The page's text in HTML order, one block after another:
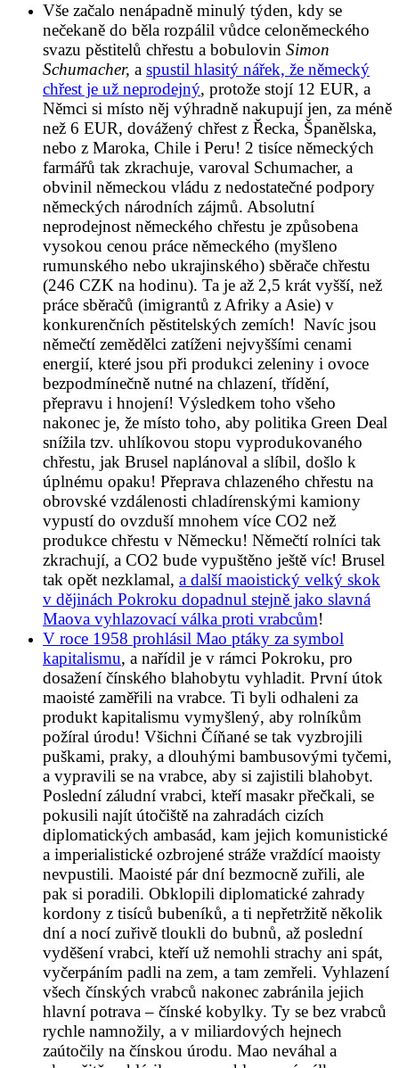
Vše začalo nenápadně minulý týden, kdy se
nečekaně do běla rozpálil vůdce celoněmeckého
svazu pěstitelů chřestu a bobulovin Simon
Schumacher, a spustil hlasitý nářek, že německý
chřest je už neprodejný, protože stojí 12 EUR, a
Němci si místo něj výhradně nakupují jen, za méně
než 6 EUR, dovážený chřest z Řecka, Španělska,
nebo z Maroka, Chile i Peru! 2 tisíce německých
farmářů tak zkrachuje, varoval Schumacher, a
obvinil německou vládu z nedostatečné podpory
německých národních zájmů. Absolutní
neprodejnost německého chřestu je způsobena
vysokou cenou práce německého (myšleno
rumunského nebo ukrajinského) sběrače chřestu
(246 CZK na hodinu). Ta je až 2,5 krát vyšší, než
práce sběračů (imigrantů z Afriky a Asie) v
konkurenčních pěstitelských zemích! Navíc jsou
němečtí zemědělci zatíženi nejvyššími cenami
energií, které jsou při produkci zeleniny i ovoce
bezpodmínečně nutné na chlazení, třídění,
přepravu i hnojení! Výsledkem toho všeho
nakonec je, že místo toho, aby politika Green Deal
snížila tzv. uhlíkovou stopu vyprodukovaného
chřestu, jak Brusel naplánoval a slíbil, došlo k
úplnému opaku! Přeprava chlazeného chřestu na
obrovské vzdálenosti chladírenskými kamiony
vypustí do ovzduší mnohem více CO2 než
produkce chřestu v Německu! Němečtí rolníci tak
zkrachují, a CO2 bude vypuštěno ještě víc! Brusel
tak opět nezklamal, a další maoistický velký skok
v dějinách Pokroku dopadnul stejně jako slavná
Maova vyhlazovací válka proti vrabcům!
V roce 1958 prohlásil Mao ptáky za symbol
kapitalismu, a nařídil je v rámci Pokroku, pro
dosažení čínského blahobytu vyhladit. První útok
maoisté zaměřili na vrabce. Ti byli odhaleni za
produkt kapitalismu vymyšlený, aby rolníkům
požíral úrodu! Všichni Číňané se tak vyzbrojili
puškami, praky, a dlouhými bambusovými tyčemi,
a vypravili se na vrabce, aby si zajistili blahobyt.
Poslední záludní vrabci, kteří masakr přečkali, se
pokusili najít útočiště na zahradách cizích
diplomatických ambasád, kam jejich komunistické
a imperialistické ozbrojené stráže vraždící maoisty
nevpustili. Maoisté pár dní bezmocně zuřili, ale
pak si poradili. Obklopili diplomatické zahrady
kordony z tisíců bubeníků, a ti nepřetržitě několik
dní a nocí zuřivě tloukli do bubnů, až poslední
vyděšení vrabci, kteří už nemohli strachy ani spát,
vyčerpáním padli na zem, a tam zemřeli. Vyhlazení
všech čínských vrabců nakonec zabránila jejich
hlavní potrava – čínské kobylky. Ty se bez vrabců
rychle namnožily, a v miliardových hejnech
zaútočily na čínskou úrodu. Mao neváhal a